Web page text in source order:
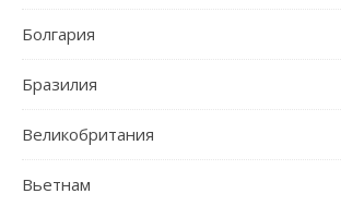
Болгария
Бразилия
Великобритания
Вьетнам